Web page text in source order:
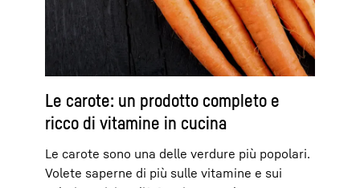
Le carote: un prodotto completo e
ricco di vitamine in cucina
Le carote sono una delle verdure più popolari.
Volete saperne di più sulle vitamine e sui